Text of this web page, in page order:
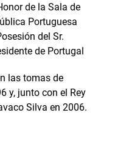
de la Sala de
Portuguesa
del Sr.
de Portugal
las tomas de
y, junto con el Rey
Silva en 2006.